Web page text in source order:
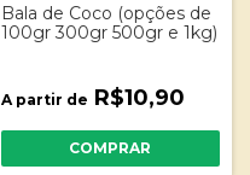
Bala de Coco (opções de
100gr 300gr 500gr e 1kg)
A partir de R$10,90
COMPRAR